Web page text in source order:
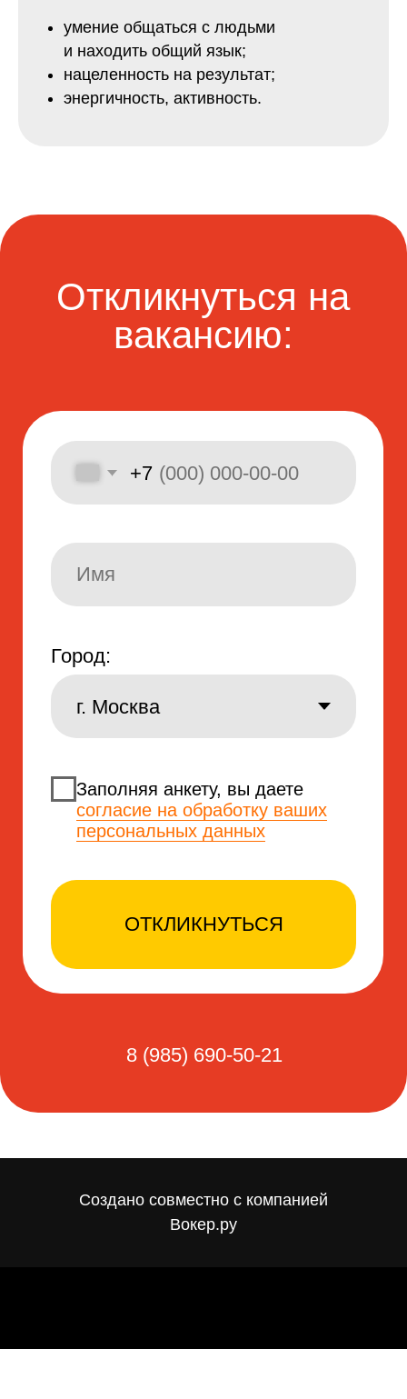
умение общаться с людьми
и находить общий язык;
нацеленность на результат;
энергичность, активность.
8 (985) 690-50-21
Создано совместно с компанией
Вокер.ру